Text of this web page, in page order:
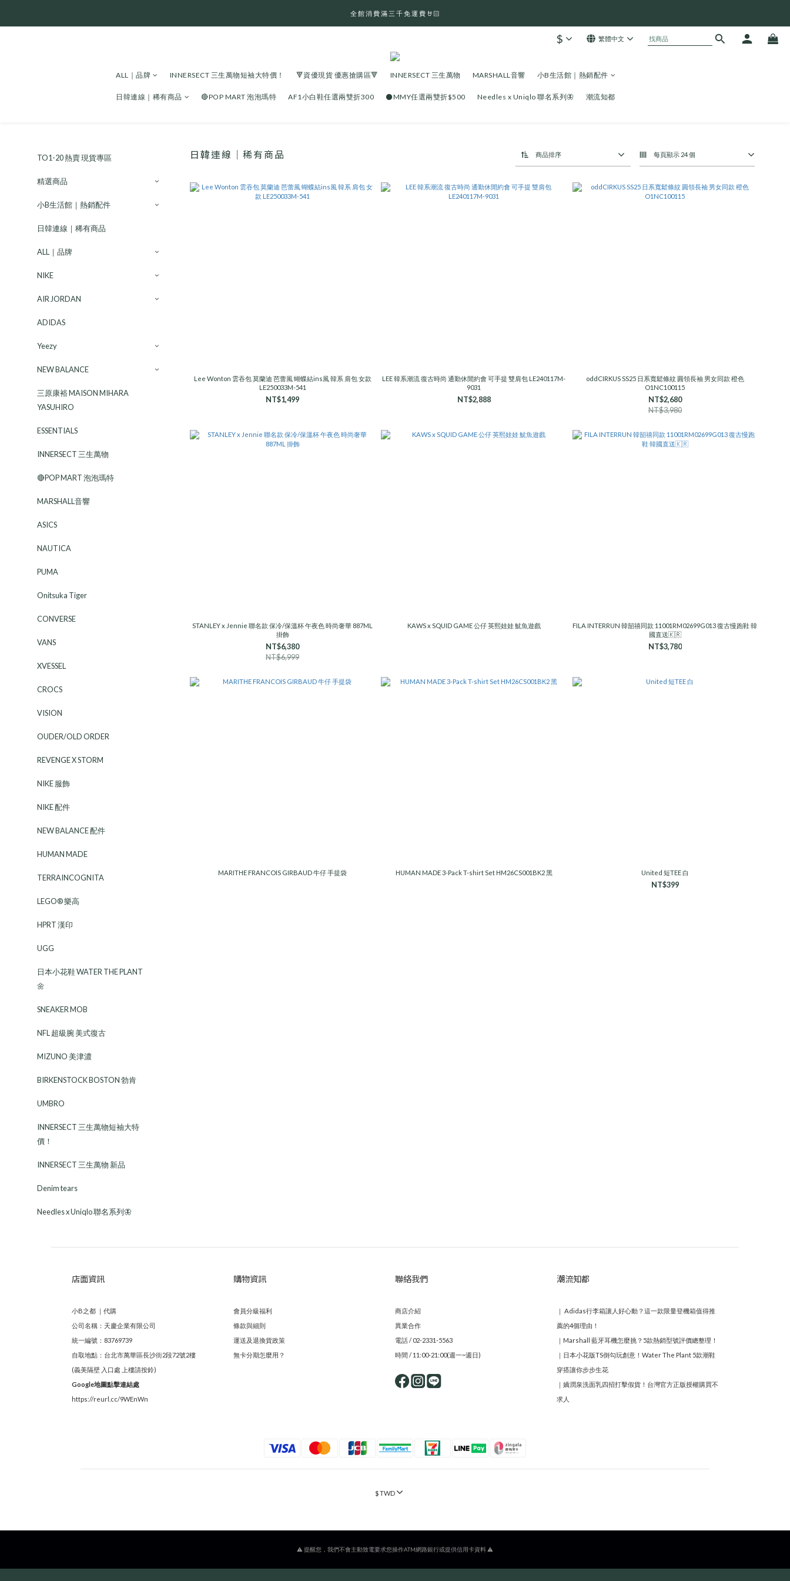
全 館 消 費 滿 三 千 免 運 費 🤘🏻
全 館 消 費 滿 三 千 免 運 費 🤘🏻
全 館 消 費 滿 三 千 免 運 費 🤘🏻
$ 繁體中文
ALL｜品牌 INNERSECT 三生萬物短袖大特價！ 🔻資優現貨 優惠搶購區🔻 INNERSECT 三生萬物 MARSHALL音響 小B生活館｜熱銷配件
日韓連線｜稀有商品 🔴POP MART 泡泡瑪特 AF1小白鞋任選兩雙折300 ⚫️MMY任選兩雙折$500 Needles x Uniqlo 聯名系列🦋 潮流知都
TO1-20 熱賣 現貨專區
精選商品
小B生活館｜熱銷配件
日韓連線｜稀有商品
ALL｜品牌
NIKE
AIR JORDAN
ADIDAS
Yeezy
NEW BALANCE
三原康裕 MAISON MIHARA
YASUHIRO
ESSENTIALS
INNERSECT 三生萬物
🔴POP MART 泡泡瑪特
MARSHALL音響
ASICS
NAUTICA
PUMA
Onitsuka Tiger
CONVERSE
VANS
XVESSEL
CROCS
VISION
OUDER/OLD ORDER
REVENGE X STORM
NIKE 服飾
NIKE 配件
NEW BALANCE 配件
HUMAN MADE
TERRAINCOGNITA
LEGO® 樂高
HPRT 漢印
UGG
日本小花鞋 WATER THE PLANT
🌼
SNEAKER MOB
NFL 超級腕 美式復古
MIZUNO 美津濃
BIRKENSTOCK BOSTON 勃肯
UMBRO
INNERSECT 三生萬物短袖大特
價！
INNERSECT 三生萬物 新品
Denim tears
Needles x Uniqlo 聯名系列🦋
日韓連線｜稀有商品 商品排序 每頁顯示 24 個
Lee Wonton 雲吞包 莫蘭迪 芭蕾風 蝴蝶結ins風 韓系 肩包 女款
LE250033M-541
NT$1,499
LEE 韓系潮流 復古時尚 通勤休閒約會 可手提 雙肩包 LE240117M-
9031
NT$2,888
oddCIRKUS SS25 日系寬鬆條紋 圓領長袖 男女同款 橙色
O1NC100115
NT$2,680
NT$3,980
STANLEY x Jennie 聯名款 保冷/保溫杯 午夜色 時尚奢華 887ML
掛飾
NT$6,380
NT$6,999
KAWS x SQUID GAME 公仔 英熙娃娃 魷魚遊戲
FILA INTERRUN 韓韶禧同款 11001RM02699G013 復古慢跑鞋 韓
國直送🇰🇷
NT$3,780
MARITHE FRANCOIS GIRBAUD 牛仔 手提袋 HUMAN MADE 3-Pack T-shirt Set HM26CS001BK2 黑 United 短TEE 白
NT$399
店面資訊
小B之都 ｜代購
公司名稱：天慶企業有限公司
統一編號：83769739
自取地點：台北市萬華區長沙街2段72號2樓
(義美隔壁 入口處 上樓請按鈴)
Google地圖點擊連結處
https://reurl.cc/9WEnWn
購物資訊
會員分級福利
條款與細則
運送及退換貨政策
無卡分期怎麼用？
聯絡我們
商店介紹
異業合作
電話 / 02-2331-5563
時間 / 11:00-21:00(週一~週日)
潮流知都
｜ Adidas行李箱讓人好心動？這一款限量登機箱值得推
薦的4個理由！
｜ Marshall 藍牙耳機怎麼挑？5款熱銷型號評價總整理！
｜ 日本小花版TS倒勾玩創意！Water The Plant 5款潮鞋
穿搭讓你步步生花
｜ 嬌潤泉洗面乳四招打擊假貨！台灣官方正版授權購買不
求人
$TWD
⚠️ 提醒您，我們不會主動致電要求您操作ATM網路銀行或提供信用卡資料 ⚠️